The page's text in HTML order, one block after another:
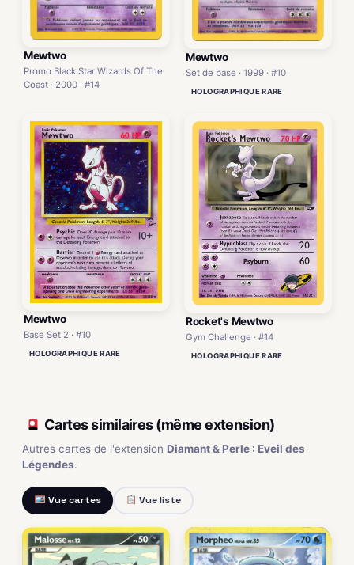
Mewtwo
Promo Black Star Wizards Of The
Coast · 2000 · #14
Mewtwo
Set de base · 1999 · #10
HOLOGRAPHIQUE RARE
Mewtwo
Base Set 2 · #10
HOLOGRAPHIQUE RARE
Rocket's Mewtwo
Gym Challenge · #14
HOLOGRAPHIQUE RARE
Cartes similaires (même extension)
Autres cartes de l'extension Diamant & Perle : Eveil des
Légendes.
Vue cartes Vue liste